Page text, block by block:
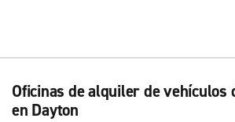
Oficinas de alquiler de vehículos
en Dayton